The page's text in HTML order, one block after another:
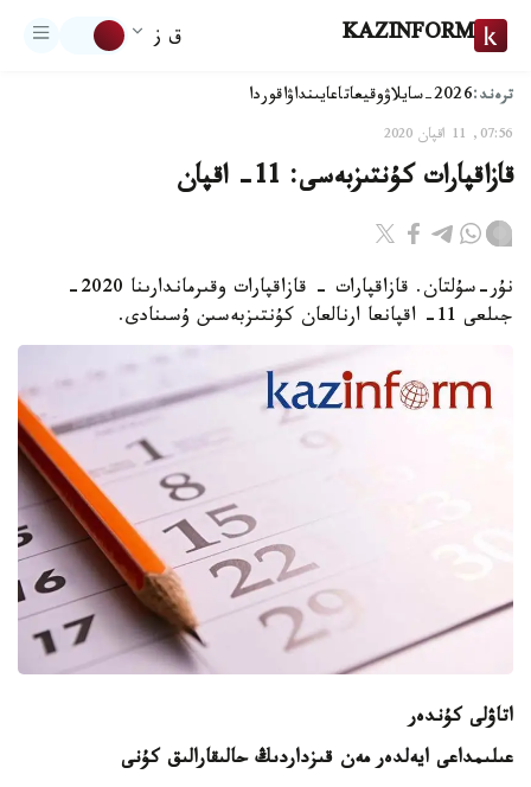
KAZINFORM ق ز
ترەند:2026-سايلاۋ وقيعاتاعايىنداۋاقوردا
07:56, 11 اقپان 2020
قازاقپارات كۇنتىزبەسى: 11- اقپان
نۇر-سۇلتان. قازاقپارات - قازاقپارات وقىرماندارىنا 2020-
جىلعى 11- اقپانعا ارنالعان كۇنتىزبەسىن ۇسىنادى.
اتاۋلى كۇندەر
عىلىمداعى ايەلدەر مەن قىزداردىڭ حالىقارالىق كۇنى